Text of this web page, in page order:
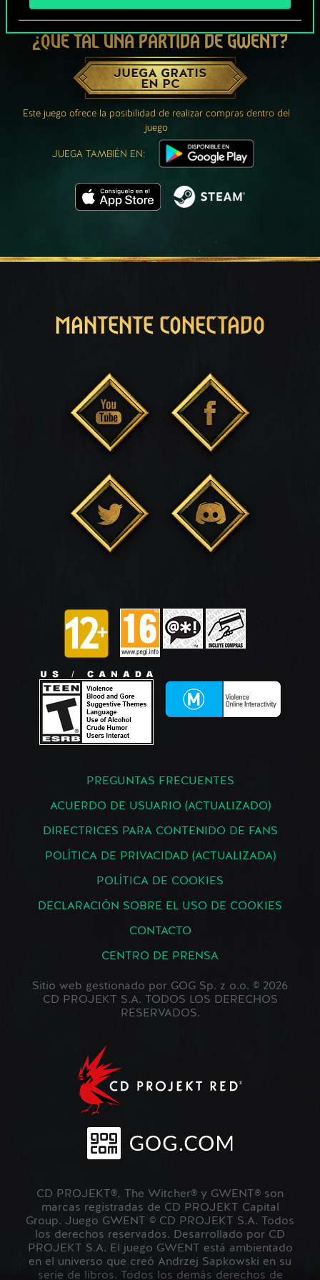
¿QUÉ TAL UNA PARTIDA DE GWENT?
JUEGA GRATIS
EN PC
Este juego ofrece la posibilidad de realizar compras dentro del
juego
JUEGA TAMBIÉN EN:
MANTENTE CONECTADO
PREGUNTAS FRECUENTES
ACUERDO DE USUARIO (ACTUALIZADO)
DIRECTRICES PARA CONTENIDO DE FANS
POLÍTICA DE PRIVACIDAD (ACTUALIZADA)
POLÍTICA DE COOKIES
DECLARACIÓN SOBRE EL USO DE COOKIES
CONTACTO
CENTRO DE PRENSA
Sitio web gestionado por GOG Sp. z o.o. © 2026
CD PROJEKT S.A. TODOS LOS DERECHOS
RESERVADOS.
CD PROJEKT®, The Witcher® y GWENT® son
marcas registradas de CD PROJEKT Capital
Group. Juego GWENT © CD PROJEKT S.A. Todos
los derechos reservados. Desarrollado por CD
PROJEKT S.A. El juego GWENT está ambientado
en el universo que creó Andrzej Sapkowski en su
serie de libros. Todos los demás derechos de